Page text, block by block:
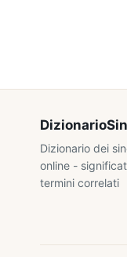
Dizionario dei
online -
termini correlati